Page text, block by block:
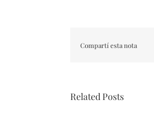
Compartí esta nota
Related Posts